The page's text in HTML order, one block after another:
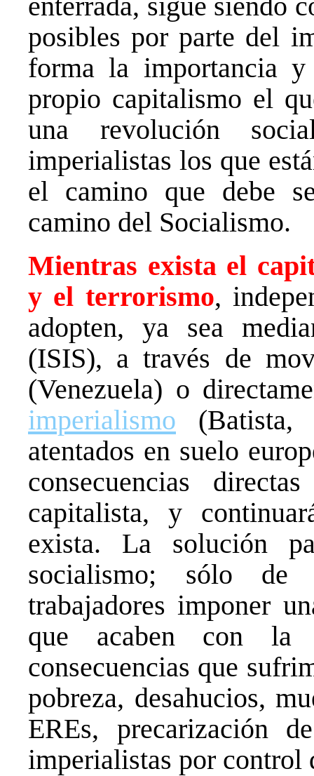
posibles por parte del
forma la importancia
propio capitalismo el
una revolución
imperialistas los que
el camino que debe
camino del Socialismo.
Mientras exista el
y el terrorismo,
adopten, ya sea
(ISIS), a través de
(Venezuela) o
imperialismo (Batista,
atentados en suelo
consecuencias
capitalista, y
exista. La solución
socialismo; sólo de
trabajadores imponer
que acaben con la
consecuencias que
pobreza, desahucios,
EREs, precarización
imperialistas por control